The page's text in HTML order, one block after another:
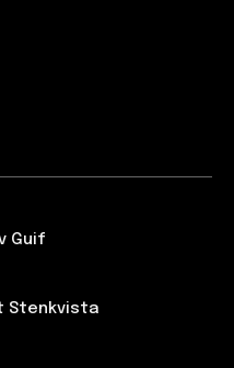
Guif
Stenkvista